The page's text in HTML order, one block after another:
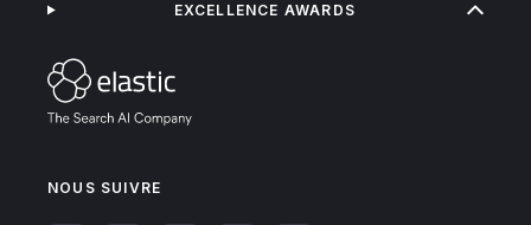
NOUS SUIVRE
EXCELLENCE AWARDS